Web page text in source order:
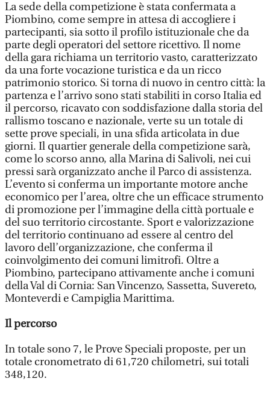
La sede della competizione è stata confermata a
Piombino, come sempre in attesa di accogliere i
partecipanti, sia sotto il profilo istituzionale che da
parte degli operatori del settore ricettivo. Il nome
della gara richiama un territorio vasto, caratterizzato
da una forte vocazione turistica e da un ricco
patrimonio storico. Si torna di nuovo in centro città: la
partenza e l’arrivo sono stati stabiliti in corso Italia ed
il percorso, ricavato con soddisfazione dalla storia del
rallismo toscano e nazionale, verte su un totale di
sette prove speciali, in una sfida articolata in due
giorni. Il quartier generale della competizione sarà,
come lo scorso anno, alla Marina di Salivoli, nei cui
pressi sarà organizzato anche il Parco di assistenza.
L’evento si conferma un importante motore anche
economico per l’area, oltre che un efficace strumento
di promozione per l’immagine della città portuale e
del suo territorio circostante. Sport e valorizzazione
del territorio continuano ad essere al centro del
lavoro dell’organizzazione, che conferma il
coinvolgimento dei comuni limitrofi. Oltre a
Piombino, partecipano attivamente anche i comuni
della Val di Cornia: San Vincenzo, Sassetta, Suvereto,
Monteverdi e Campiglia Marittima.
Il percorso
In totale sono 7, le Prove Speciali proposte, per un
totale cronometrato di 61,720 chilometri, sui totali
348,120.